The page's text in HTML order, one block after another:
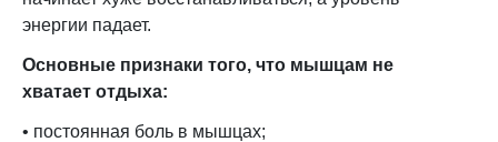
энергии падает.
Основные признаки того, что мышцам не
хватает отдыха:
• постоянная боль в мышцах;